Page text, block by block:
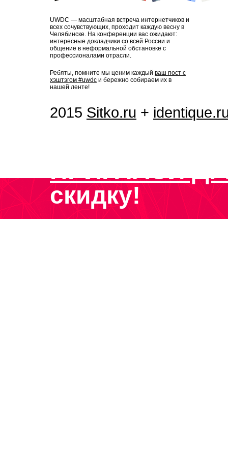
UWDC — масштабная встреча интернетчиков и
всех сочувствующих, проходит каждую весну в
Челябинске. На конференции вас ожидают:
интересные докладчики со всей России и
общение в неформальной обстановке с
профессионалами отрасли.
Ребяты, помните мы ценим каждый ваш пост с
хэштэгом #uwdc и бережно собираем их в
нашей ленте!
2015 Sitko.ru +
ПРИГЛАСИ
скидку!